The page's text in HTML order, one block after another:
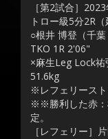
［第2試合］
トロー級5分2R（
○根井 博登（千
TKO 1R 2'06"
×麻生Leg Lock祐
51.6kg
※レフェリース
※※勝利した赤：
定。
［レフェリー］